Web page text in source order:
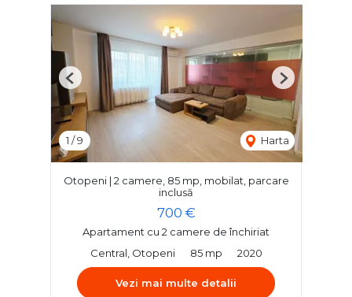
1 /9 Harta
Previous Next
Otopeni | 2 camere, 85 mp, mobilat, parcare
inclusă
700 €
Apartament cu 2 camere de închiriat
Central, Otopeni
85 mp 2020
Vezi mai multe detalii